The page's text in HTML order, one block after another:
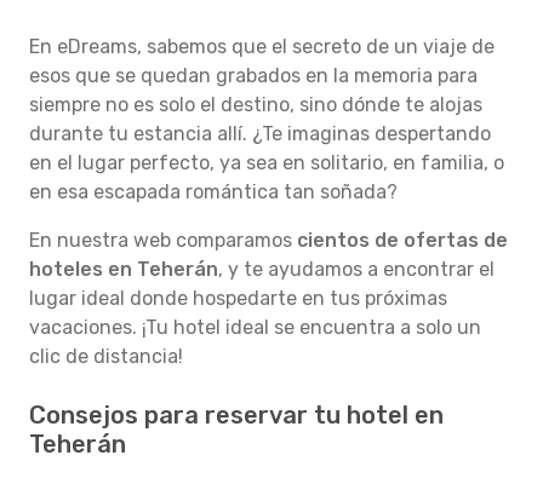
En eDreams, sabemos que el secreto de un viaje de
esos que se quedan grabados en la memoria para
siempre no es solo el destino, sino dónde te alojas
durante tu estancia allí. ¿Te imaginas despertando
en el lugar perfecto, ya sea en solitario, en familia, o
en esa escapada romántica tan soñada?
En nuestra web comparamos cientos de ofertas de
hoteles en Teherán, y te ayudamos a encontrar el
lugar ideal donde hospedarte en tus próximas
vacaciones. ¡Tu hotel ideal se encuentra a solo un
clic de distancia!
Consejos para reservar tu hotel en
Teherán